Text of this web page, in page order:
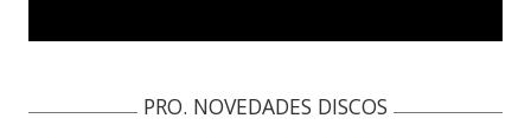
PRO. NOVEDADES DISCOS